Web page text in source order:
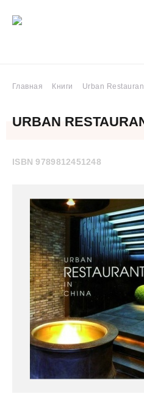
Главная Книги Urban
URBAN
ISBN 9789812451248